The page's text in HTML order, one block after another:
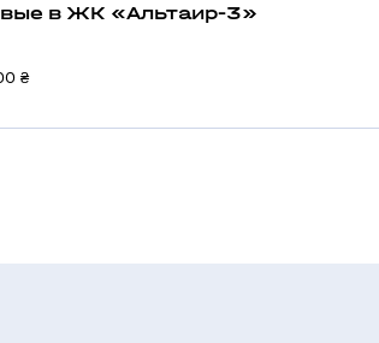
в ЖК «Альтаир-3»
₴